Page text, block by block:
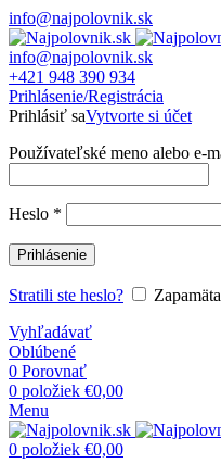
info@najpolovnik.sk
info@najpolovnik.sk
+421 948 390 934
Prihlásenie/Registrácia
Prihlásiť saVytvorte si účet
Používateľské meno alebo e-
Heslo *
Prihlásenie
Stratili ste heslo?
Vyhľadávať
Oblúbené
0 Porovnať
0 položiek €0,00
Menu
0 položiek €0,00